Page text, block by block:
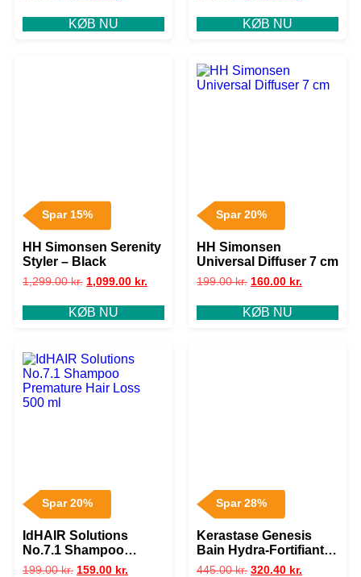
KØB NU KØB NU
Spar 15%
HH Simonsen Serenity
Styler – Black
1,299.00kr. 1,099.00 kr.
KØB NU
Spar 20%
HH Simonsen
Universal Diffuser 7 cm
199.00kr. 160.00 kr.
KØB NU
Spar 20%
IdHAIR Solutions
No.7.1 Shampoo
Premature Hair Loss
199.00kr. 159.00 kr.
Spar 28%
Kerastase Genesis
Bain Hydra-Fortifiant
Shampoo 500 ml
445.00kr. 320.40 kr.